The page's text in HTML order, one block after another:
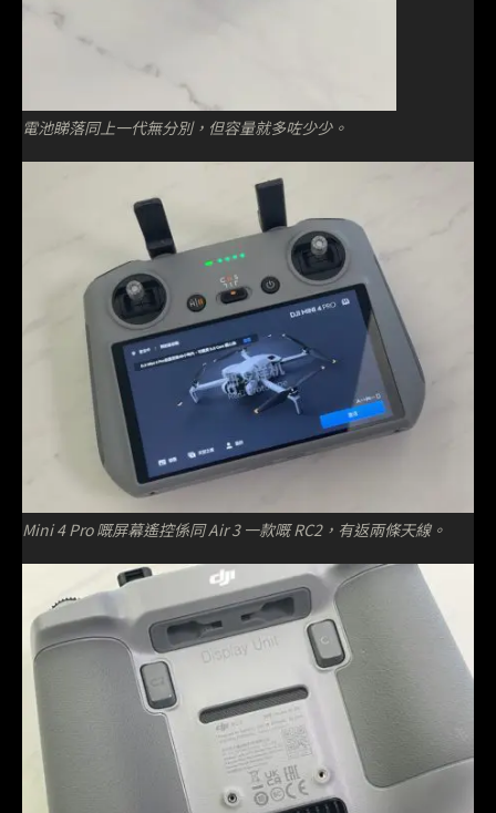
電池睇落同上一代無分別，但容量就多咗少少。
Mini 4 Pro 嘅屏幕遙控係同 Air 3 一款嘅 RC2，有返兩條天線。